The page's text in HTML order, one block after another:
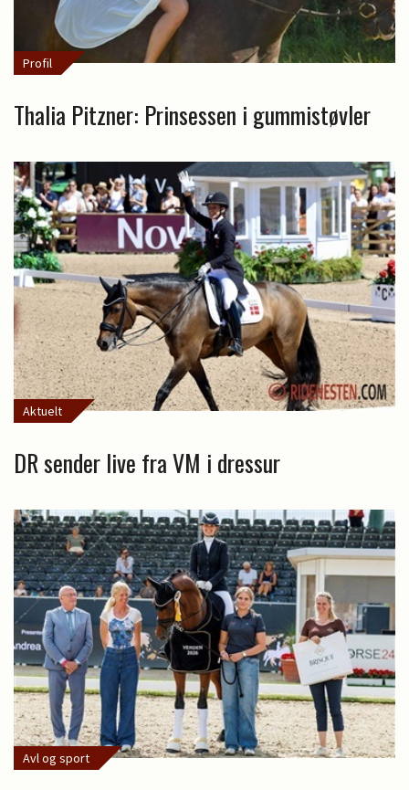
Profil
Thalia Pitzner: Prinsessen i gummistøvler
Aktuelt
DR sender live fra VM i dressur
Avl og sport